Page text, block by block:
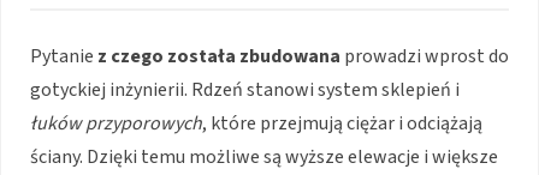
Pytanie z czego została zbudowana prowadzi wprost do
gotyckiej inżynierii. Rdzeń stanowi system sklepień i
łuków przyporowych, które przejmują ciężar i odciążają
ściany. Dzięki temu możliwe są wyższe elewacje i większe